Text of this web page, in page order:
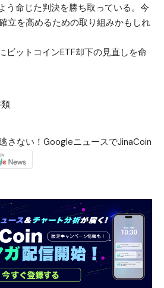
う命じた判決を勝ち取っている。今
立を高めるための取り組みかもしれ
ビットコインETF却下の見直しを命
さない！GoogleニュースでJinaCoin